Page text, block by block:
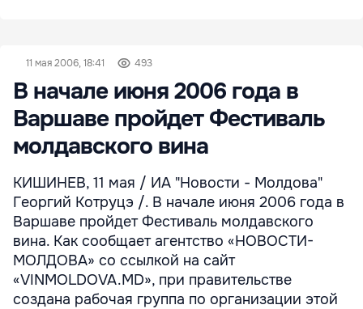
11 мая 2006, 18:41 493
В начале июня 2006 года в
Варшаве пройдет Фестиваль
молдавского вина
КИШИНЕВ, 11 мая / ИА "Новости - Молдова"
Георгий Котруцэ /. В начале июня 2006 года в
Варшаве пройдет Фестиваль молдавского
вина. Как сообщает агентство «НОВОСТИ-
МОЛДОВА» со ссылкой на сайт
«VINMOLDOVA.MD», при правительстве
создана рабочая группа по организации этой